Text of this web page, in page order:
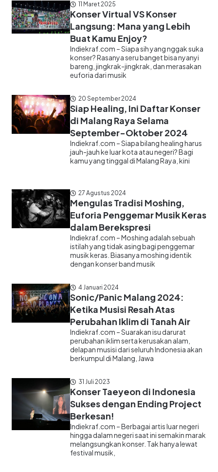
11 Maret 2025
Konser Virtual VS Konser
Langsung: Mana yang Lebih
Buat Kamu Enjoy?
Indiekraf.com – Siapa sih yang nggak suka
konser? Rasanya seru banget bisa nyanyi
bareng, jingkrak-jingkrak, dan merasakan
euforia dari musik
20 September 2024
Siap Healing, Ini Daftar Konser
di Malang Raya Selama
September-Oktober 2024
Indiekraf.com – Siapa bilang healing harus
jauh-jauh ke luar kota atau negeri? Bagi
kamu yang tinggal di Malang Raya, kini
27 Agustus 2024
Mengulas Tradisi Moshing,
Euforia Penggemar Musik Keras
dalam Berekspresi
Indiekraf.com – Moshing adalah sebuah
istilah yang tidak asing bagi penggemar
musik keras. Biasanya moshing identik
dengan konser band musik
4 Januari 2024
Sonic/Panic Malang 2024:
Ketika Musisi Resah Atas
Perubahan Iklim di Tanah Air
Indiekraf.com – Suarakan isu darurat
perubahan iklim serta kerusakan alam,
delapan musisi dari seluruh Indonesia akan
berkumpul di Malang, Jawa
31 Juli 2023
Konser Taeyeon di Indonesia
Sukses dengan Ending Project
Berkesan!
Indiekraf.com – Berbagai artis luar negeri
hingga dalam negeri saat ini semakin marak
melangsungkan konser. Tak hanya lewat
festival musik,